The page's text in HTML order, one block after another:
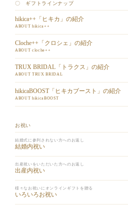
〇 ギフトラインナップ
hikica++「ヒキカ」の紹介
ABOUT hikica++
Cloche++「クロシェ」の紹介
ABOUT cloche++
TRUX BRIDAL「トラクス」の紹介
ABOUT TRUX BRIDAL
hikicaBOOST「ヒキカブースト」の紹介
ABOUT hikicaBOOST
お祝い
結婚式に参列されない方へのお返し
結婚内祝い
出産祝いをいただいた方へのお返し
出産内祝い
様々なお祝いにオンラインギフトを贈る
いろいろお祝い